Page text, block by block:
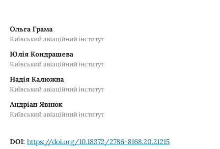
Ольга Грама
Київський авіаційний інститут
Юлія Кондрашева
Київський авіаційний інститут
Надія Калюжна
Київський авіаційний інститут
Андріан Явнюк
Київський авіаційний інститут
DOI: https://doi.org/10.18372/2786-8168.20.21215